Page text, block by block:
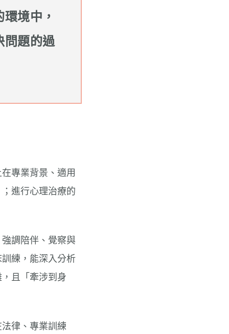
境中，
問題的過
專業背景、適用
；進行心理治療的
調陪伴、覺察與
練，能深入分析
且「牽涉到身
法律、專業訓練